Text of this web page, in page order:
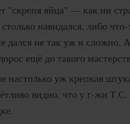
"скрепя яйца" — как ни
навидался, либо
дался не так уж и сложно.
ещё до такого
настолько уж крепкая
видно, что у г-жи